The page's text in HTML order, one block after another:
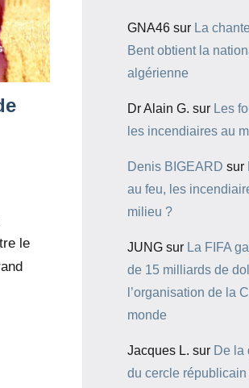
le
GNA46 sur La
Bent obtient la
algérienne
Dr Alain G. sur Les
les incendiaires au
Denis BIGEARD sur
au feu, les
milieu ?
JUNG sur La FIFA
de 15 milliards de
l’organisation de la
monde
Jacques L. sur De la
du cercle républicain